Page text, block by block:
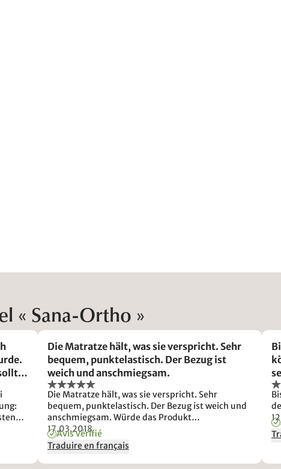
« Sana-Ortho »
-
Die Matratze hält, was sie verspricht. Sehr
bequem, punktelastisch. Der Bezug ist
weich und anschmiegsam.
Die Matratze hält, was sie verspricht. Sehr
bequem, punktelastisch. Der Bezug ist weich und
anschmiegsam. Würde das Produkt
uneingeschränkt weiterempfehlen
17.03.2018
Avis vérifié
Traduire en français